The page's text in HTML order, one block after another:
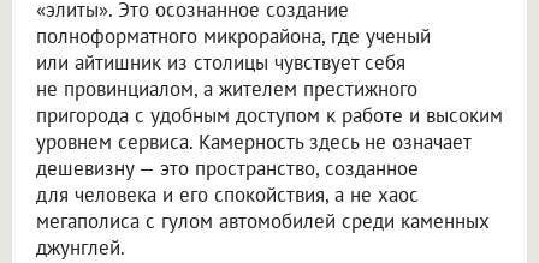
«элиты». Это осознанное создание
полноформатного микрорайона, где ученый
или айтишник из столицы чувствует себя
не провинциалом, а жителем престижного
пригорода с удобным доступом к работе и высоким
уровнем сервиса. Камерность здесь не означает
дешевизну — это пространство, созданное
для человека и его спокойствия, а не хаос
мегаполиса с гулом автомобилей среди каменных
джунглей.